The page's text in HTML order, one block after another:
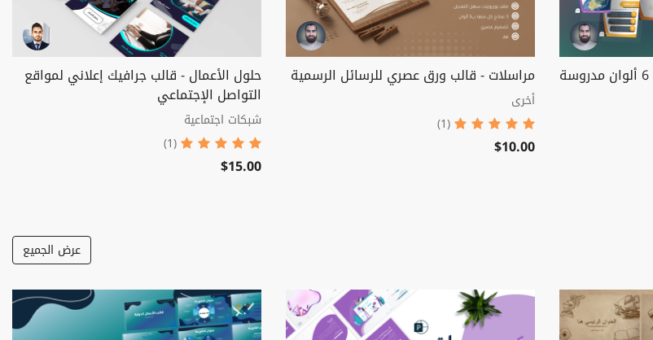
مراسلات - قالب ورق عصري للرسائل الرسمية
أخرى
(1)
$10.00
حلول الأعمال - قالب جرافيك إعلاني لمواقع
التواصل الإجتماعي
شبكات اجتماعية
(1)
$15.00
عرض الجميع